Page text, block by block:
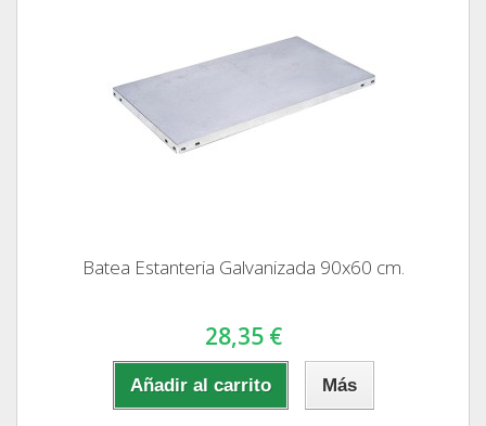
Batea Estanteria Galvanizada 90x60 cm.
28,35 €
Añadir al carrito Más